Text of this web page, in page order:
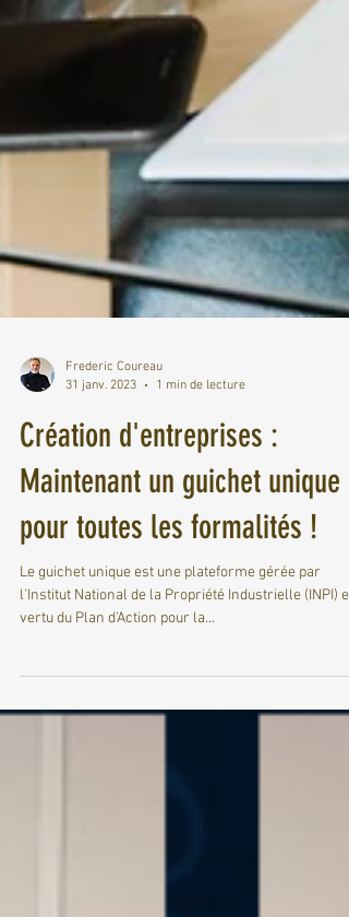
Frederic Coureau
31 janv. 2023
1 min de lecture
Création d'entreprises :
Maintenant un guichet unique
pour toutes les formalités !
vertu du Plan d'Action pour la...